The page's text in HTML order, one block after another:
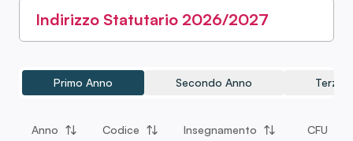
Indirizzo Statutario 2026/2027
Primo Anno Secondo Anno Terzo
Anno Codice Insegnamento CFU